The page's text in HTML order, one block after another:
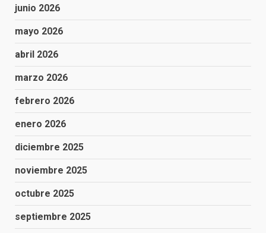
junio 2026
mayo 2026
abril 2026
marzo 2026
febrero 2026
enero 2026
diciembre 2025
noviembre 2025
octubre 2025
septiembre 2025